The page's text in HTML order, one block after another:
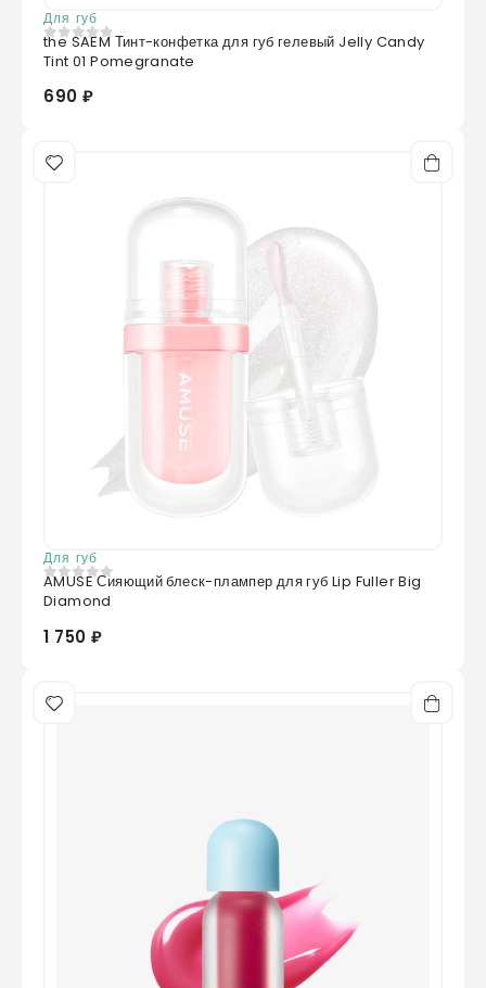
Для губ
0 из 5
the SAEM Тинт-конфетка для губ гелевый Jelly Candy
Tint 01 Pomegranate
690 ₽
Для губ
0из 5
AMUSE Сияющий блеск-плампер для губ Lip Fuller Big
Diamond
1 750 ₽